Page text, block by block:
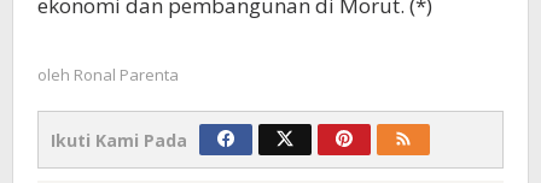
ekonomi dan pembangunan di Morut. (*)
oleh Ronal Parenta
Ikuti Kami Pada